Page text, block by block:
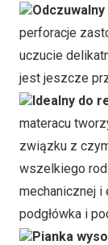
perforacje
uczucie
jest jeszcze
Idealny do
materacu
związku z
wszelkiego
mechanicznej i
podgłówka i
Pianka